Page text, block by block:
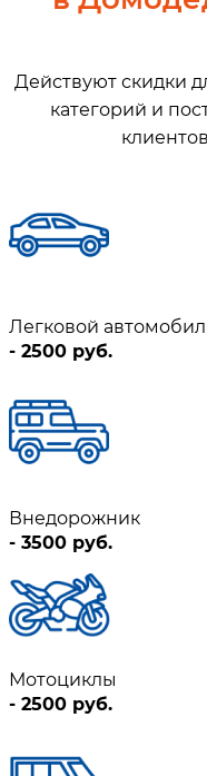
Действуют скидки
категорий и
клиентов
Легковой
- 2500 руб.
Внедорожник
- 3500 руб.
Мотоциклы
- 2500 руб.